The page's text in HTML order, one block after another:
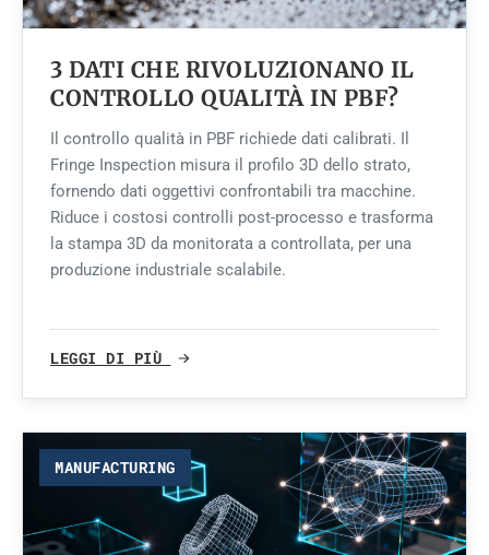
3 DATI CHE RIVOLUZIONANO IL
CONTROLLO QUALITÀ IN PBF?
Il controllo qualità in PBF richiede dati calibrati. Il
Fringe Inspection misura il profilo 3D dello strato,
fornendo dati oggettivi confrontabili tra macchine.
Riduce i costosi controlli post-processo e trasforma
la stampa 3D da monitorata a controllata, per una
produzione industriale scalabile.
LEGGI DI PIÙ
MANUFACTURING